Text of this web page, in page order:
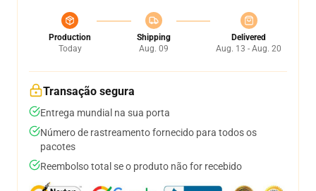
Production
Today
Shipping
Aug. 09
Delivered
Aug. 13 - Aug. 20
Transação segura
Entrega mundial na sua porta
Número de rastreamento fornecido para todos os
pacotes
Reembolso total se o produto não for recebido